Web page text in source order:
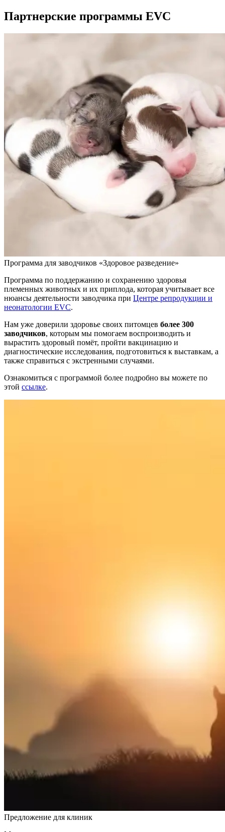
Партнерские программы EVC
Программа для заводчиков «Здоровое разведение»
Программа по поддержанию и сохранению здоровья
племенных животных и их приплода, которая учитывает все
нюансы деятельности заводчика при Центре репродукции и
неонатологии EVC.
Нам уже доверили здоровье своих питомцев более 300
заводчиков, которым мы помогаем воспроизводить и
вырастить здоровый помёт, пройти вакцинацию и
диагностические исследования, подготовиться к выставкам, а
также справиться с экстренными случаями.
Ознакомиться с программой более подробно вы можете по
этой ссылке.
Предложение для клиник